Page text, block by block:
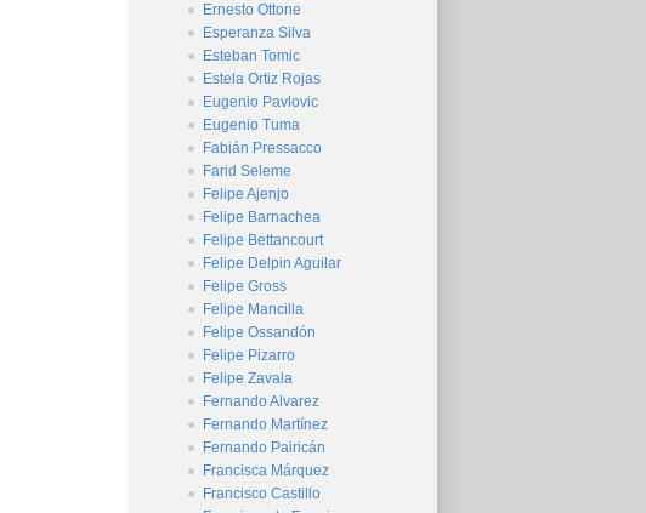
Ernesto Ottone
Esperanza Silva
Esteban Tomic
Estela Ortiz Rojas
Eugenio Pavlovic
Eugenio Tuma
Fabián Pressacco
Farid Seleme
Felipe Ajenjo
Felipe Barnachea
Felipe Bettancourt
Felipe Delpin Aguilar
Felipe Gross
Felipe Mancilla
Felipe Ossandón
Felipe Pizarro
Felipe Zavala
Fernando Alvarez
Fernando Martínez
Fernando Pairicán
Francisca Márquez
Francisco Castillo